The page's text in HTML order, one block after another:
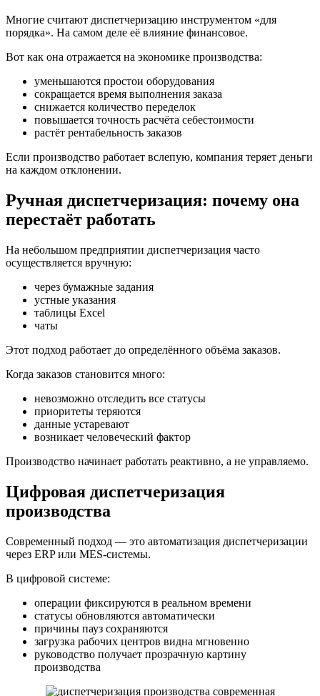
Многие считают диспетчеризацию инструментом «для
порядка». На самом деле её влияние финансовое.
Вот как она отражается на экономике производства:
уменьшаются простои оборудования
сокращается время выполнения заказа
снижается количество переделок
повышается точность расчёта себестоимости
растёт рентабельность заказов
Если производство работает вслепую, компания теряет деньги
на каждом отклонении.
Ручная диспетчеризация: почему она
перестаёт работать
На небольшом предприятии диспетчеризация часто
осуществляется вручную:
через бумажные задания
устные указания
таблицы Excel
чаты
Этот подход работает до определённого объёма заказов.
Когда заказов становится много:
невозможно отследить все статусы
приоритеты теряются
данные устаревают
возникает человеческий фактор
Производство начинает работать реактивно, а не управляемо.
Цифровая диспетчеризация
производства
Современный подход — это автоматизация диспетчеризации
через ERP или MES-системы.
В цифровой системе:
операции фиксируются в реальном времени
статусы обновляются автоматически
причины пауз сохраняются
загрузка рабочих центров видна мгновенно
руководство получает прозрачную картину
производства